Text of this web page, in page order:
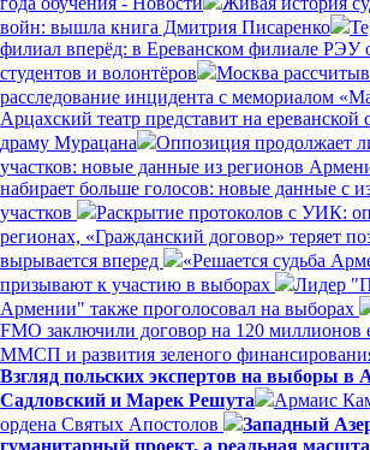
войн: вышла книга Дмитрия Писаренко
филиал вперёд: в Ереванском филиале РЭУ
студентов и волонтёров
Москва
расследование инцидента с мемориалом
Арцахский театр представит на ереванской
драму Мурацана
Оппозиция продолжает
участков: новые данные из регионов
набирает больше голосов: новые данные с
участков
Раскрытие протоколов с УИК:
регионах, «Гражданский договор» теряет
вырывается вперед
«Решается судьба
призывают к участию в выборах
Лидер
Армении" также проголосовал на выборах
FMO заключили договор на 120 миллионов
ММСП и развития зеленого
Взгляд польских экспертов на выборы
Садловский и Марек Решута
Армаис
ордена Святых Апостолов
Западный
гуманитарный проект, а реальная